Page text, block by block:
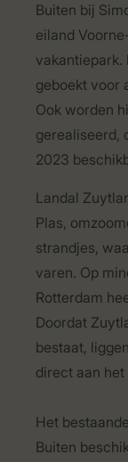
Buiten bij
eiland
vakantiepark.
geboekt voor
Ook worden
gerealiseerd,
2023
Landal
Plas,
strandjes,
varen. Op
Rotterdam
Doordat
bestaat,
direct aan het
Het
Buiten